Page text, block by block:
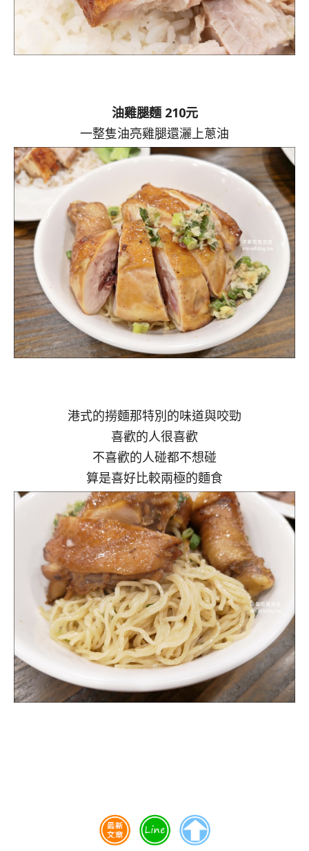
油雞腿麵 210元
一整隻油亮雞腿還灑上蔥油
港式的撈麵那特別的味道與咬勁
喜歡的人很喜歡
不喜歡的人碰都不想碰
算是喜好比較兩極的麵食